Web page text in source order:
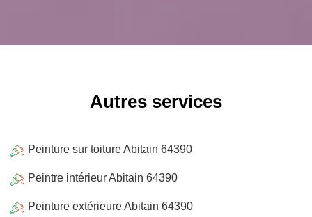
Autres services
Peinture sur toiture Abitain 64390
Peintre intérieur Abitain 64390
Peinture extérieure Abitain 64390